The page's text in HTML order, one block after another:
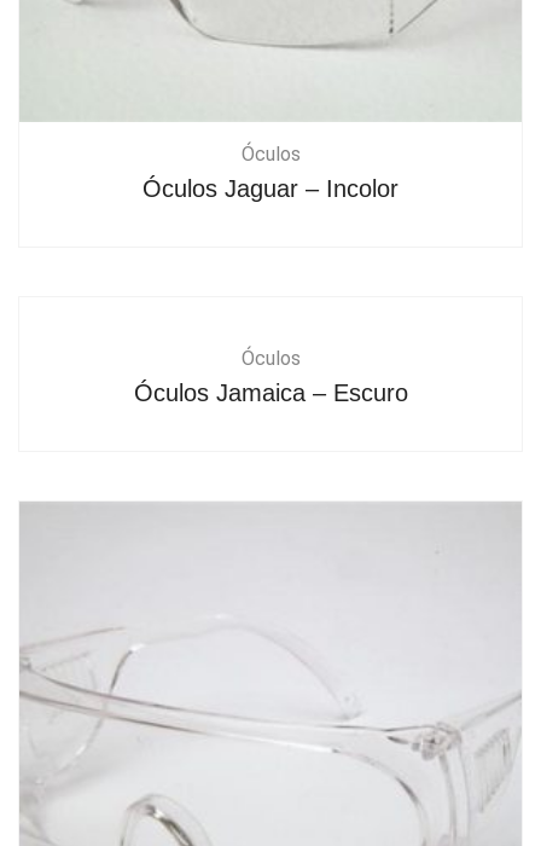
Óculos
Óculos Jaguar – Incolor
Óculos
Óculos Jamaica – Escuro